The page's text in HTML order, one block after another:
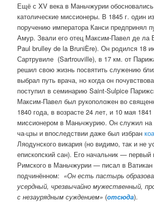
Ещё с XV века в Маньчжурии
католические миссионеры. В 1845 г. один
поручению императора Канси предпринял
Амур. Звали его отец Максим-Павел де ла
Paul brulley de la BruniÈre). Он родился 18
Сартрувиле (Sartrouville), в 17 км. от
решил свою жизнь посвятить служению
выбрал путь врача, но когда он
поступил в семинарию Saint-Sulpice
Максим-Павел был рукоположен во
1840 года, в возрасте 24 лет, и 10 мая
миссионером в Маньчжурию. Он служил на
ча-цзы и впоследствии даже был избран
Ляодунского викария (но видимо, так и не
епископский сан). Его начальник — первый
Римского в Маньчжурии — писал в
подчинённом: «Он есть пастырь
усердный, чрезвычайно мужественный,
с незаурядным суждением» (отсюда).